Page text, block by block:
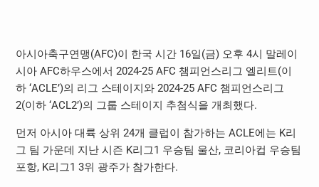
아시아축구연맹(AFC)이 한국 시간 16일(금) 오후 4시 말레이
시아 AFC하우스에서 2024-25 AFC 챔피언스리그 엘리트(이
하 ‘ACLE’)의 리그 스테이지와 2024-25 AFC 챔피언스리그
2(이하 ‘ACL2’)의 그룹 스테이지 추첨식을 개최했다.
먼저 아시아 대륙 상위 24개 클럽이 참가하는 ACLE에는 K리
그 팀 가운데 지난 시즌 K리그1 우승팀 울산, 코리아컵 우승팀
포항, K리그1 3위 광주가 참가한다.